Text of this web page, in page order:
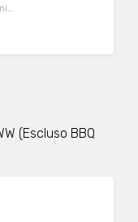
(Escluso BBQ